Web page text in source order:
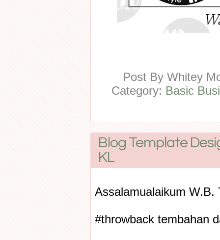
Post By Whitey
Category: Basic
Blog Template
KL
Assalamualaikum W.B.
#throwback tembahan